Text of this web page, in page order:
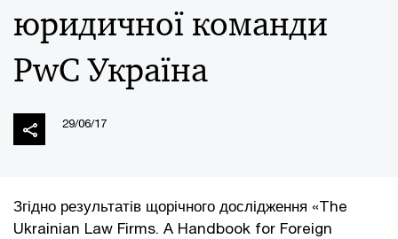
юридичної команди
PwC Україна
29/06/17
Згідно результатів щорічного дослідження «The
Ukrainian Law Firms. A Handbook for Foreign